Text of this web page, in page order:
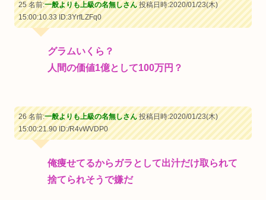
25 名前:一般よりも上級の名無しさん投稿日時:2020/01/23(木)
15:00:10.33ID:3YrfLZFq0
グラムいくら？
人間の価値1億として100万円？
26 名前:一般よりも上級の名無しさん投稿日時:2020/01/23(木)
15:00:21.90ID:/R4vWVDP0
俺痩せてるからガラとして出汁だけ取られて
捨てられそうで嫌だ